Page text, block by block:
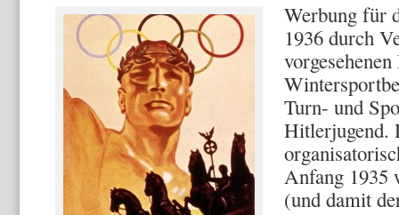
Werbung für
1936 durch
Turn- und
Hitlerjugend.
Anfang 1935
(und damit